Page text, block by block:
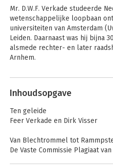
Intellectuele
Mr. D.W.F. Verkade studeerde
wetenschappelijke loopbaan
universiteiten van Amsterdam
Leiden. Daarnaast was hij bijna
alsmede rechter- en later
Arnhem.
In 2002 nam hij afscheid van de
Koninklijke Nederlandse
Andere boeken
Inhoudsopgave
Ten geleide
Feer Verkade en Dirk Visser
Van Blechtrommel tot
De Vaste Commissie Plagiaat